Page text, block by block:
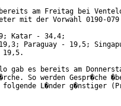
am Freitag bei
mit der Vorwahl 0190-079
Katar - 34,4;
Paraguay - 19,5;
gab es bereits am
So werden Gespr�che
folgende L�nder g�nstiger